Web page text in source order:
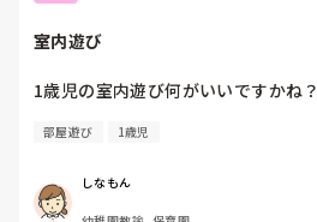
室内遊び
1歳児の室内遊び何がいいですかね？
部屋遊び 1歳児
しなもん